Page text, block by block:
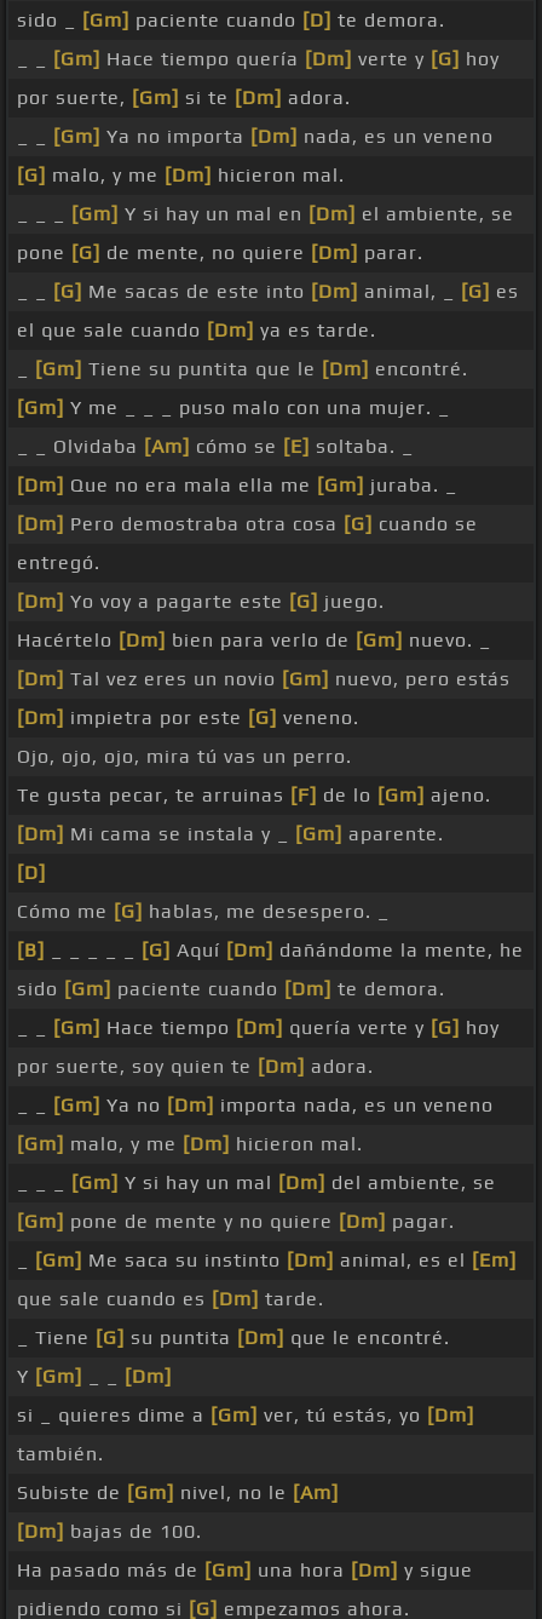
sido _ [Gm] paciente cuando [D] te demora.
[Gm] Hace tiempo quería [Dm] verte y [G] hoy
por suerte, [Gm] si te [Dm] adora.
[Gm] Ya no importa [Dm] nada, es un veneno
[G] malo, y me [Dm] hicieron mal.
[Gm] Y si hay un mal en [Dm] el ambiente, se
pone [G] de mente, no quiere [Dm] parar.
[G] Me sacas de este into [Dm] animal, _ [G] es
el que sale cuando [Dm] ya es tarde.
[Gm] Tiene su puntita que le [Dm] encontré.
[Gm] Y me _ _ _ puso malo con una mujer. _
_ _ Olvidaba [Am] cómo se [E] soltaba. _
[Dm] Que no era mala ella me [Gm] juraba. _
[Dm] Pero demostraba otra cosa [G] cuando se
entregó.
[Dm] Yo voy a pagarte este [G] juego.
Hacértelo [Dm] bien para verlo de [Gm] nuevo. _
[Dm] Tal vez eres un novio [Gm] nuevo, pero estás
[Dm] impietra por este [G] veneno.
Ojo, ojo, ojo, mira tú vas un perro.
Te gusta pecar, te arruinas [F] de lo [Gm] ajeno.
[Dm] Mi cama se instala y _ [Gm] aparente.
[D]
Cómo me [G] hablas, me desespero. _
[B]
[G] Aquí [Dm] dañándome la mente, he
sido [Gm] paciente cuando [Dm] te demora.
[Gm] Hace tiempo [Dm] quería verte y [G] hoy
por suerte, soy quien te [Dm] adora.
[Gm] Ya no [Dm] importa nada, es un veneno
[Gm] malo, y me [Dm] hicieron mal.
[Gm] Y si hay un mal [Dm] del ambiente, se
[Gm] pone de mente y no quiere [Dm] pagar.
[Gm] Me saca su instinto [Dm] animal, es el [Em]
que sale cuando es [Dm] tarde.
_ Tiene [G] su puntita [Dm] que le encontré.
Y [Gm]
[Dm]
si _ quieres dime a [Gm] ver, tú estás, yo [Dm]
también.
Subiste de [Gm] nivel, no le [Am]
[Dm] bajas de 100.
Ha pasado más de [Gm] una hora [Dm] y sigue
pidiendo como si [G] empezamos ahora.